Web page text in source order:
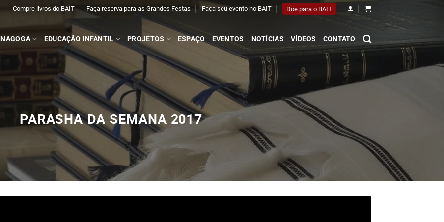
Compre livros do BAIT Faça reserva para as Grandes Festas Faça seu evento no BAIT Doe para o BAIT
EDUCAÇÃO INFANTIL PROJETOS ESPAÇO EVENTOS NOTÍCIAS VÍDEOS CONTATO
PARASHA DA SEMANA 2017